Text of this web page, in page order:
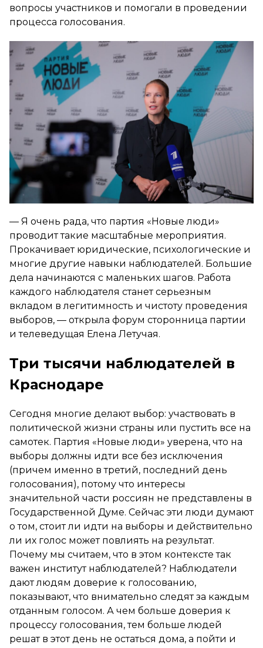
вопросы участников и помогали в проведении
процесса голосования.
— Я очень рада, что партия «Новые люди»
проводит такие масштабные мероприятия.
Прокачивает юридические, психологические и
многие другие навыки наблюдателей. Большие
дела начинаются с маленьких шагов. Работа
каждого наблюдателя станет серьезным
вкладом в легитимность и чистоту проведения
выборов, — открыла форум сторонница партии
и телеведущая Елена Летучая.
Три тысячи наблюдателей в
Краснодаре
Сегодня многие делают выбор: участвовать в
политической жизни страны или пустить все на
самотек. Партия «Новые люди» уверена, что на
выборы должны идти все без исключения
(причем именно в третий, последний день
голосования), потому что интересы
значительной части россиян не представлены в
Государственной Думе. Сейчас эти люди думают
о том, стоит ли идти на выборы и действительно
ли их голос может повлиять на результат.
Почему мы считаем, что в этом контексте так
важен институт наблюдателей? Наблюдатели
дают людям доверие к голосованию,
показывают, что внимательно следят за каждым
отданным голосом. А чем больше доверия к
процессу голосования, тем больше людей
решат в этот день не остаться дома, а пойти и